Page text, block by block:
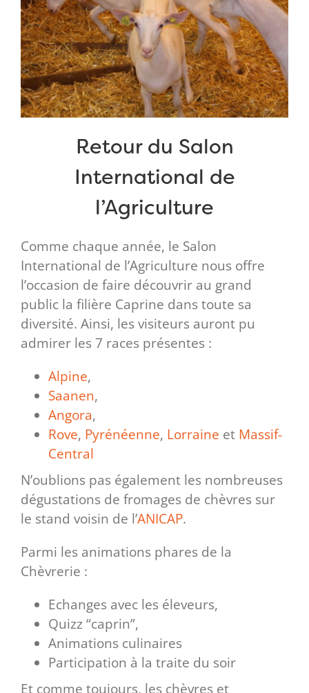
Retour du Salon
International de
l’Agriculture
Comme chaque année, le Salon
International de l’Agriculture nous offre
l’occasion de faire découvrir au grand
public la filière Caprine dans toute sa
diversité. Ainsi, les visiteurs auront pu
admirer les 7 races présentes :
Alpine,
Saanen,
Angora,
Rove, Pyrénéenne, Lorraine et Massif-
Central
N’oublions pas également les nombreuses
dégustations de fromages de chèvres sur
le stand voisin de l’ANICAP.
Parmi les animations phares de la
Chèvrerie :
Echanges avec les éleveurs,
Quizz “caprin”,
Animations culinaires
Participation à la traite du soir
Et comme toujours, les chèvres et